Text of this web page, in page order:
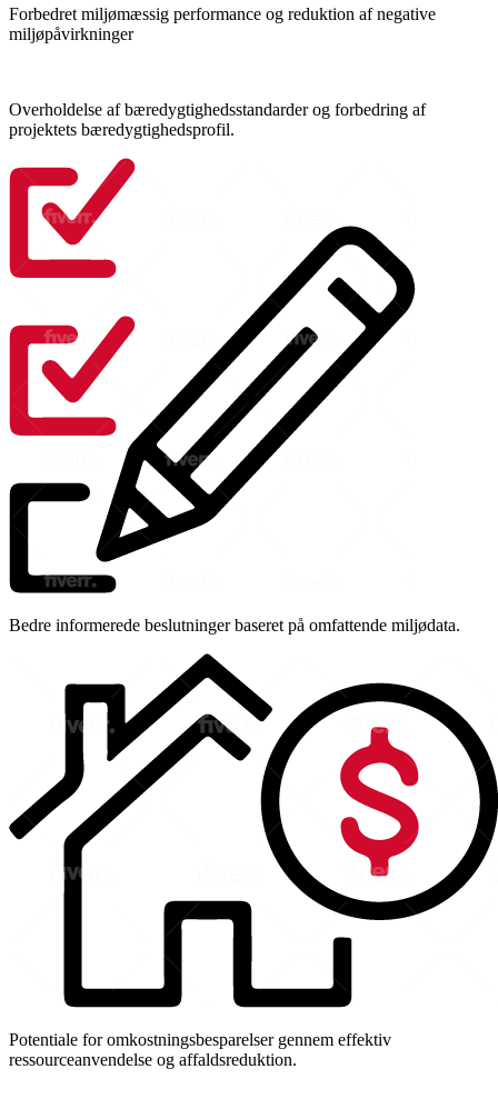
Forbedret miljømæssig performance og reduktion af negative
miljøpåvirkninger
Overholdelse af bæredygtighedsstandarder og forbedring af
projektets bæredygtighedsprofil.
Bedre informerede beslutninger baseret på omfattende miljødata.
Potentiale for omkostningsbesparelser gennem effektiv
ressourceanvendelse og affaldsreduktion.